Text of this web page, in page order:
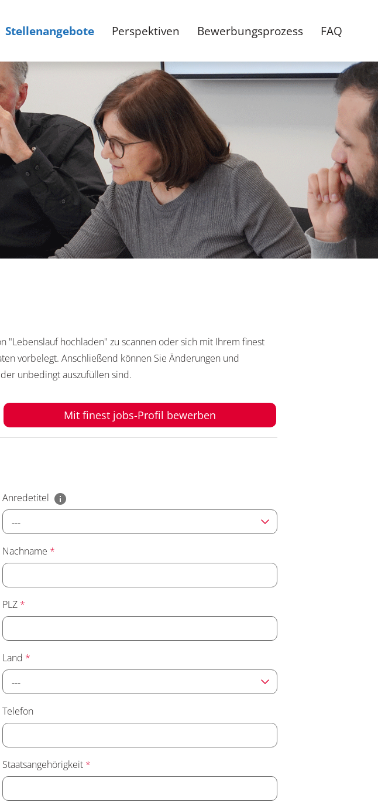
Stellenangebote Perspektiven Bewerbungsprozess FAQ
"Lebenslauf hochladen" zu scannen oder sich mit Ihrem finest
vorbelegt. Anschließend können Sie Änderungen und
unbedingt auszufüllen sind.
Mit finest jobs-Profil bewerben
Anredetitel
---
Nachname *
PLZ *
Land *
---
Telefon
Staatsangehörigkeit *